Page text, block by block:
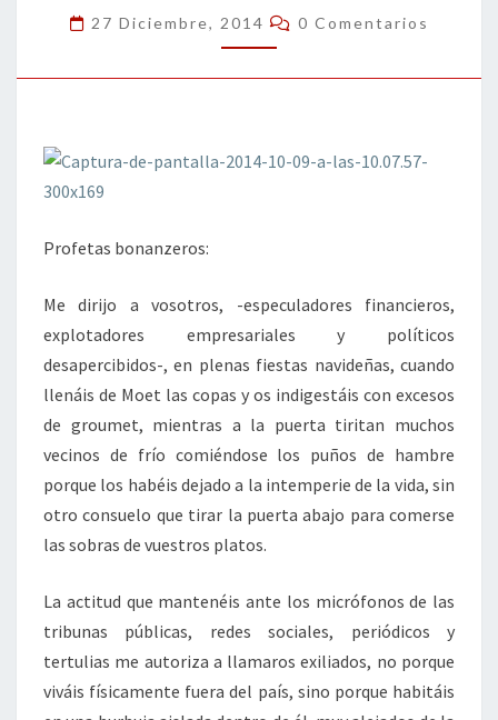
PROFETAS
DE
LA
27 Diciembre, 2014 Comentarios
0 Comentarios
Profetas bonanzeros:
Me dirijo a vosotros, -especuladores financieros,
explotadores empresariales y políticos
desapercibidos-, en plenas fiestas navideñas, cuando
llenáis de Moet las copas y os indigestáis con excesos
de groumet, mientras a la puerta tiritan muchos
vecinos de frío comiéndose los puños de hambre
porque los habéis dejado a la intemperie de la vida, sin
otro consuelo que tirar la puerta abajo para comerse
las sobras de vuestros platos.
La actitud que mantenéis ante los micrófonos de las
tribunas públicas, redes sociales, periódicos y
tertulias me autoriza a llamaros exiliados, no porque
viváis físicamente fuera del país, sino porque habitáis